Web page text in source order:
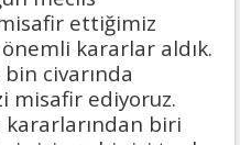
ettiğimiz
kararlar aldık.
civarında
misafir ediyoruz.
kararlarından biri